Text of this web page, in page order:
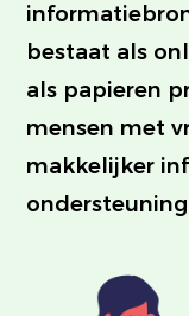
bestaat als
als papieren
mensen met
makkelijker